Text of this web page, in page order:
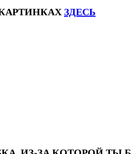
ЗДЕСЬ